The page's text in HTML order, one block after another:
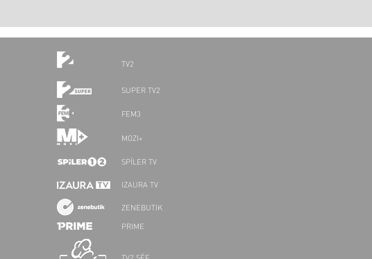
TV2
SUPER TV2
FEM3
MOZI+
SPÍLER TV
IZAURA TV
ZENEBUTIK
PRIME